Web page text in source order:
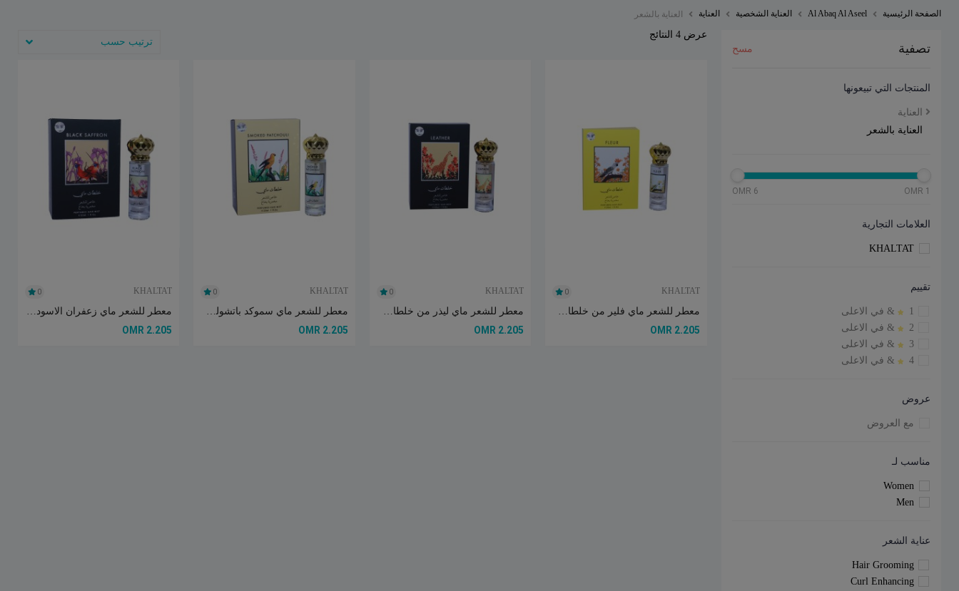
الصفحة الرئيسية Al Abaq Al Aseel العناية الشخصية العناية العناية بالشعر
تصفية مسح
المنتجات التي تبيعونها
العناية
العناية بالشعر
1 OMR
6 OMR
العلامات التجارية
KHALTAT
تقييم
1
& في الاعلى
2
& في الاعلى
3
& في الاعلى
4
& في الاعلى
عروض
مع العروض
مناسب لـ
Women
Men
عناية الشعر
Hair Grooming
Curl Enhancing
عرض 4 النتائج
ترتيب حسب
KHALTAT
0
معطر للشعر ماي فلير من خلطات 30مل
2.205 OMR
KHALTAT
0
معطر للشعر ماي ليذر من خلطات 30مل
2.205 OMR
KHALTAT
0
معطر للشعر ماي سموكد باتشولي من خلطات 30مل
2.205 OMR
KHALTAT
0
معطر للشعر ماي زعفران الاسود من خلطات 30مل
2.205 OMR